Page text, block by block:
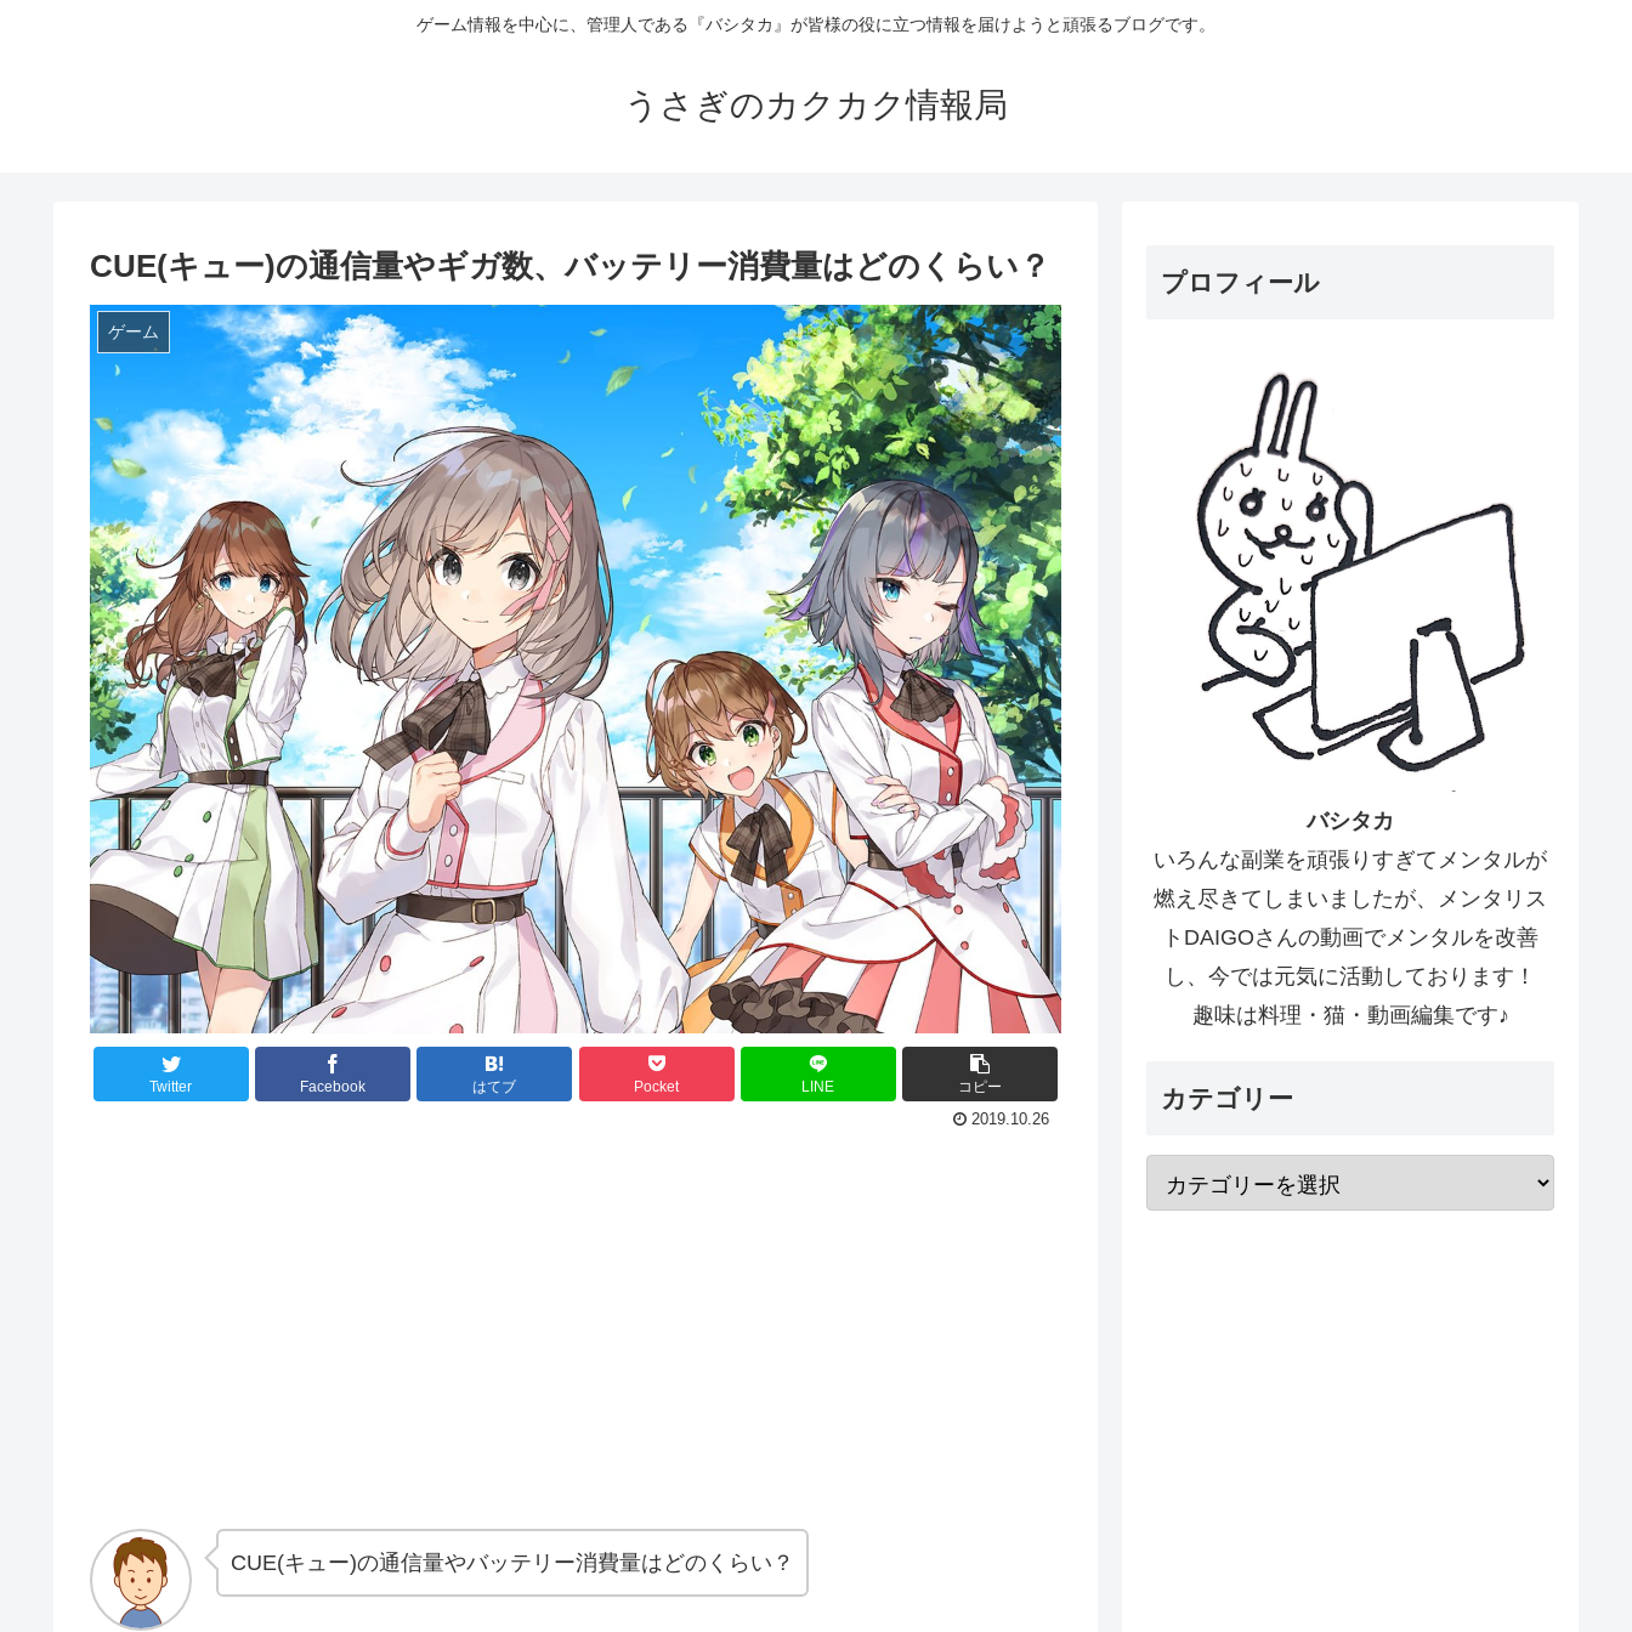
ゲーム情報を中心に、管理人である『バシタカ』が皆様の役に立つ情報を届けようと頑張るブログです。
うさぎのカクカク情報局
CUE(キュー)の通信量やギガ数、バッテリー消費量はどのくらい？
ゲーム
Twitter Facebook はてブ Pocket LINE
コピー
2019.10.26
CUE(キュー)の通信量やバッテリー消費量はどのくらい？
プロフィール
バシタカ
いろんな副業を頑張りすぎてメンタルが
燃え尽きてしまいましたが、メンタリス
トDAIGOさんの動画でメンタルを改善
し、今では元気に活動しております！
趣味は料理・猫・動画編集です♪
カテゴリー